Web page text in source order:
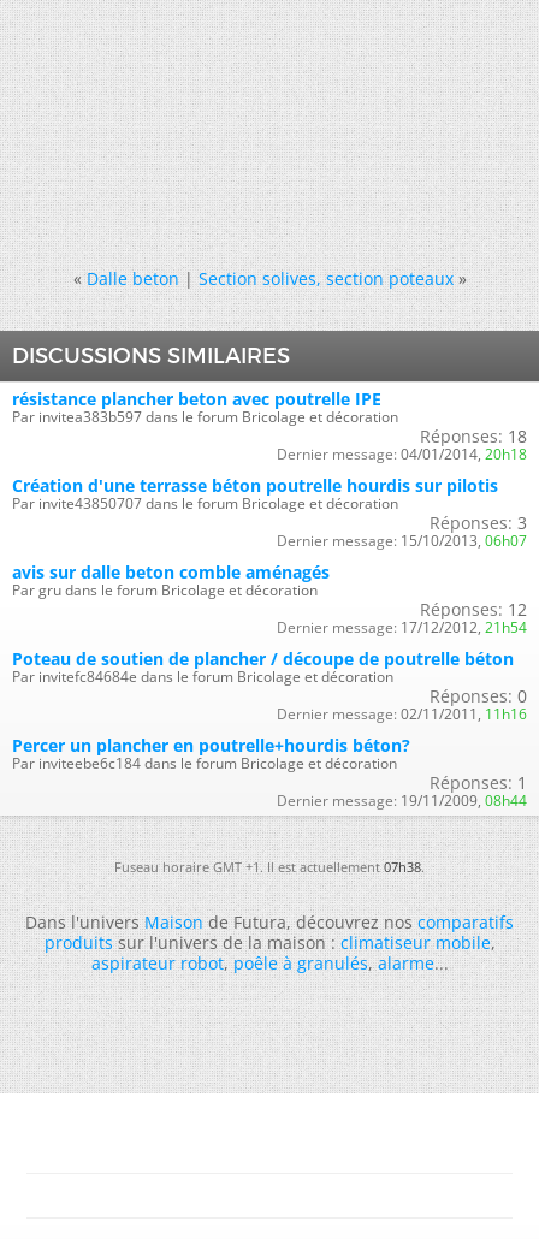
« Dalle beton|Section solives, section poteaux »
DISCUSSIONS SIMILAIRES
résistance plancher beton avec poutrelle IPE
Par invitea383b597 dans le forum Bricolage et décoration
Réponses: 18
Dernier message: 04/01/2014, 20h18
Création d'une terrasse béton poutrelle hourdis sur pilotis
Par invite43850707 dans le forum Bricolage et décoration
Réponses: 3
Dernier message: 15/10/2013, 06h07
avis sur dalle beton comble aménagés
Par gru dans le forum Bricolage et décoration
Réponses: 12
Dernier message: 17/12/2012, 21h54
Poteau de soutien de plancher / découpe de poutrelle béton
Par invitefc84684e dans le forum Bricolage et décoration
Réponses: 0
Dernier message: 02/11/2011, 11h16
Percer un plancher en poutrelle+hourdis béton?
Par inviteebe6c184 dans le forum Bricolage et décoration
Réponses: 1
Dernier message: 19/11/2009, 08h44
Fuseau horaire GMT +1. Il est actuellement07h38.
Dans l'universMaisonde Futura, découvrez noscomparatifs
produitssur l'univers de la maison :climatiseur mobile,
aspirateur robot,poêle à granulés,alarme...